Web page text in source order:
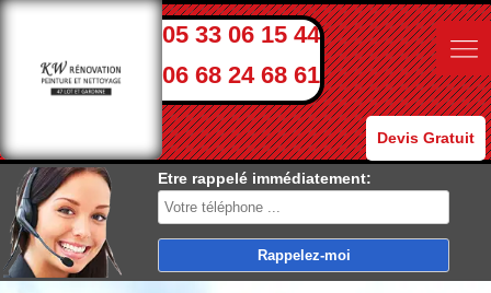
05 33 06 15 44
06 68 24 68 61
Devis Gratuit
Etre rappelé immédiatement: